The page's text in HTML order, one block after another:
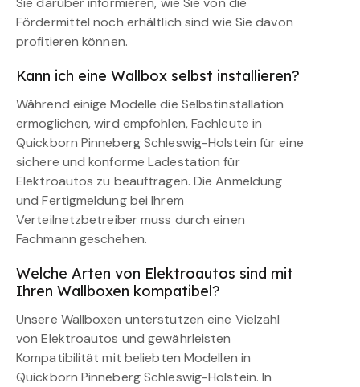
Fördermittel noch erhältlich sind wie Sie davon
profitieren können.
Kann ich eine Wallbox selbst installieren?
Während einige Modelle die Selbstinstallation
ermöglichen, wird empfohlen, Fachleute in
Quickborn Pinneberg Schleswig-Holstein für eine
sichere und konforme Ladestation für
Elektroautos zu beauftragen. Die Anmeldung
und Fertigmeldung bei Ihrem
Verteilnetzbetreiber muss durch einen
Fachmann geschehen.
Welche Arten von Elektroautos sind mit
Ihren Wallboxen kompatibel?
Unsere Wallboxen unterstützen eine Vielzahl
von Elektroautos und gewährleisten
Kompatibilität mit beliebten Modellen in
Quickborn Pinneberg Schleswig-Holstein. In